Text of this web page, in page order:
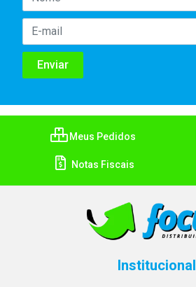
Meus Pedidos
Notas Fiscais
Institucional